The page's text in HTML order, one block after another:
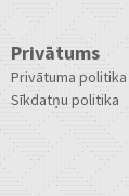
Privātums
Privātuma politika
Sīkdatņu politika